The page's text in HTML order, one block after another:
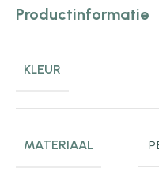
Productinformatie
KLEUR
MATERIAAL